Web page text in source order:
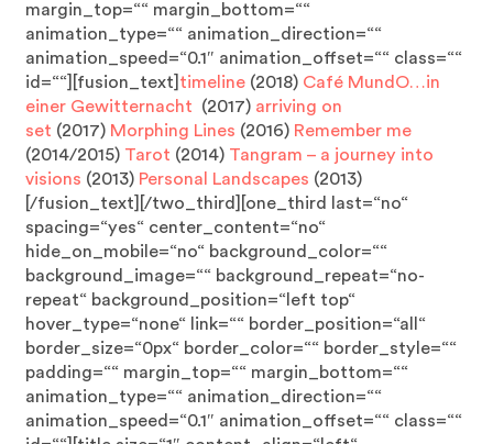
margin_top=““ margin_bottom=““
animation_type=““ animation_direction=““
animation_speed=“0.1″ animation_offset=““ class=““
id=““][fusion_text] timeline (2018) Café MundO…in
einer Gewitternacht
(2017) arriving on
set (2017) Morphing Lines (2016) Remember me
(2014/2015) Tarot (2014) Tangram – a journey into
visions (2013) Personal Landscapes (2013)
[/fusion_text][/two_third][one_third last=“no“
spacing=“yes“ center_content=“no“
hide_on_mobile=“no“ background_color=““
background_image=““ background_repeat=“no-
repeat“ background_position=“left top“
hover_type=“none“ link=““ border_position=“all“
border_size=“0px“ border_color=““ border_style=““
padding=““ margin_top=““ margin_bottom=““
animation_type=““ animation_direction=““
animation_speed=“0.1″ animation_offset=““ class=““